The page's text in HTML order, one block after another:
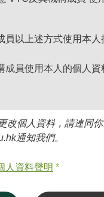
員以上述方式使用本
成員使用本人的個人
改個人資料，請連同
通知我們。
人資料聲明 *